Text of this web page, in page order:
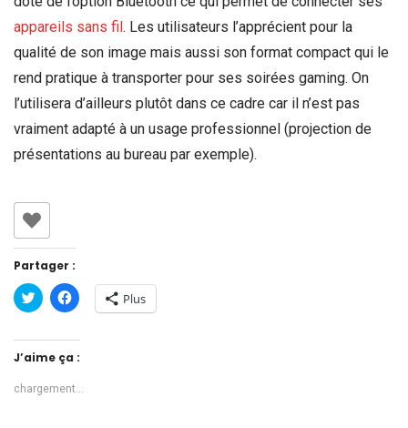
appareils sans fil . Les utilisateurs l’apprécient pour la
qualité de son image mais aussi son format compact qui le
rend pratique à transporter pour ses soirées gaming. On
l’utilisera d’ailleurs plutôt dans ce cadre car il n’est pas
vraiment adapté à un usage professionnel (projection de
présentations au bureau par exemple).
Partager :
Cliquez
pour
Twitter(ouvre
dans
une
fenêtre)
Cliquez
pour
partager
Facebook(ouvre
dans
une
fenêtre)
Plus
J’aime ça :
chargement…